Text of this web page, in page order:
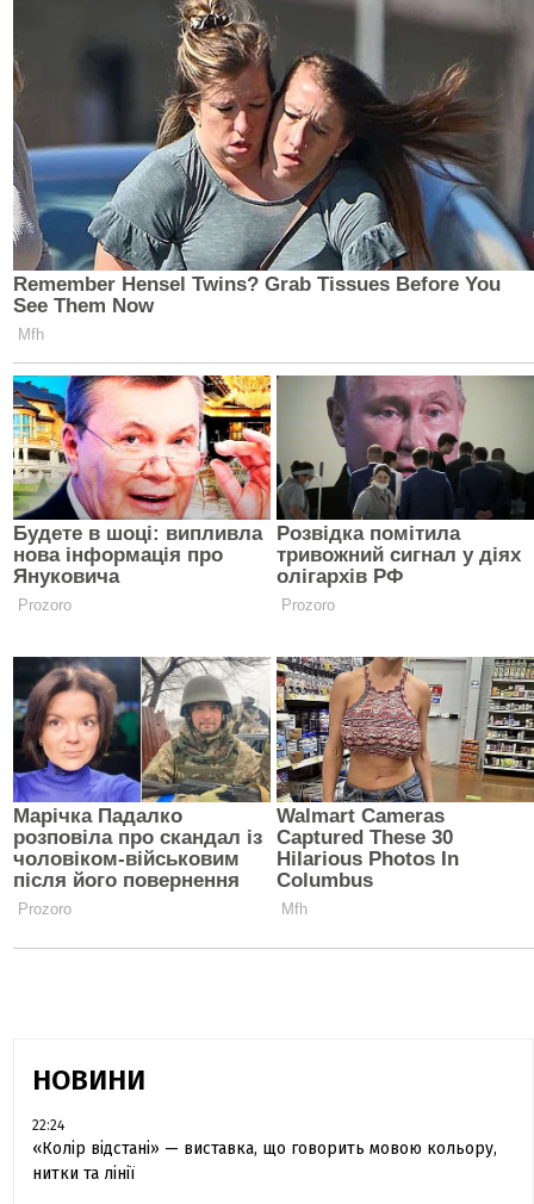
НОВИНИ
22:24
«Колір відстані» — виставка, що говорить мовою кольору,
нитки та лінії